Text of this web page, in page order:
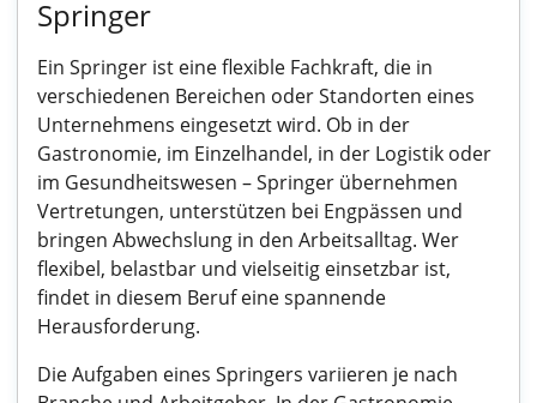
Springer
Ein Springer ist eine flexible Fachkraft, die in
verschiedenen Bereichen oder Standorten eines
Unternehmens eingesetzt wird. Ob in der
Gastronomie, im Einzelhandel, in der Logistik oder
im Gesundheitswesen – Springer übernehmen
Vertretungen, unterstützen bei Engpässen und
bringen Abwechslung in den Arbeitsalltag. Wer
flexibel, belastbar und vielseitig einsetzbar ist,
findet in diesem Beruf eine spannende
Herausforderung.
Die Aufgaben eines Springers variieren je nach